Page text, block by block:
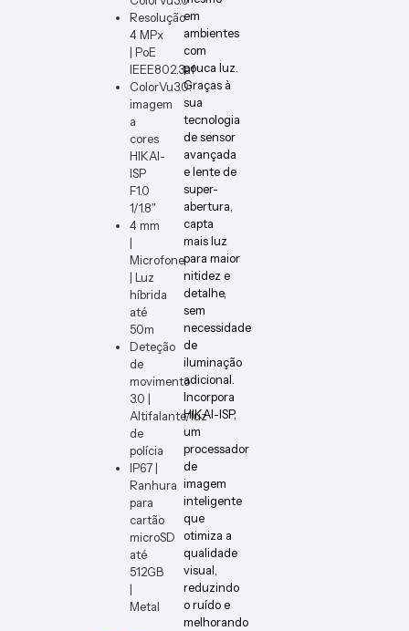
Resolução
4 MPx
| PoE
IEEE802.3af
ColorVu3.0:
imagem
a
cores
HIKAI-
ISP
F1.0
1/1.8″
4 mm
|
Microfone
| Luz
híbrida
até
50m
Deteção
de
movimento
3.0 |
Altifalante/luz
de
polícia
IP67 |
Ranhura
para
cartão
microSD
até
512GB
|
Metal
em
ambientes
com
pouca luz.
Graças à
sua
tecnologia
de sensor
avançada
e lente de
super-
abertura,
capta
mais luz
para maior
nitidez e
detalhe,
sem
necessidade
de
iluminação
adicional.
Incorpora
HIKAI-ISP,
um
processador
de
imagem
inteligente
que
otimiza a
qualidade
visual,
reduzindo
o ruído e
melhorando